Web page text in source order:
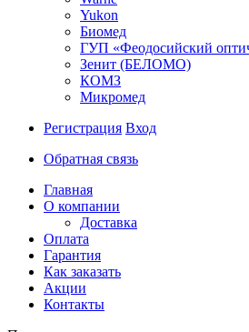
Yukon
Биомед
ГУП «Феодосийский
Зенит (БЕЛОМО)
КОМЗ
Микромед
Регистрация Вход
Обратная связь
Главная
О компании
Доставка
Оплата
Гарантия
Как заказать
Акции
Контакты